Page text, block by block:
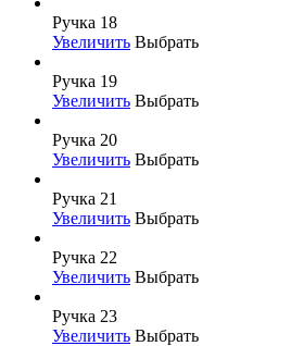
Ручка 18
Увеличить Выбрать
Ручка 19
Увеличить Выбрать
Ручка 20
Увеличить Выбрать
Ручка 21
Увеличить Выбрать
Ручка 22
Увеличить Выбрать
Ручка 23
Увеличить Выбрать